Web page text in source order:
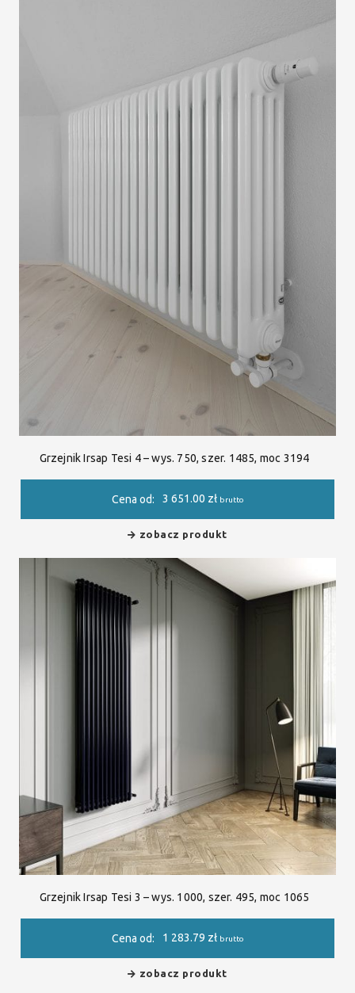
Grzejnik Irsap Tesi 4 – wys. 750, szer. 1485, moc 3194
Cena od: 3 651.00 zł brutto
zobacz produkt
Grzejnik Irsap Tesi 3 – wys. 1000, szer. 495, moc 1065
Cena od: 1 283.79 zł brutto
zobacz produkt